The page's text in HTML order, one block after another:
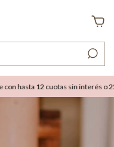
hasta 12 cuotas sin interés o